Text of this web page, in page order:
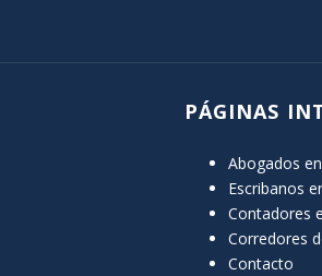
PÁGINAS
Abogados
Escribanos
Contadores
Corredores
Contacto